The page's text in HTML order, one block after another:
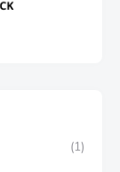
(1)